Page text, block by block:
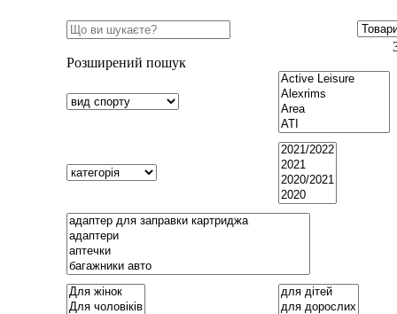
Розширений пошук